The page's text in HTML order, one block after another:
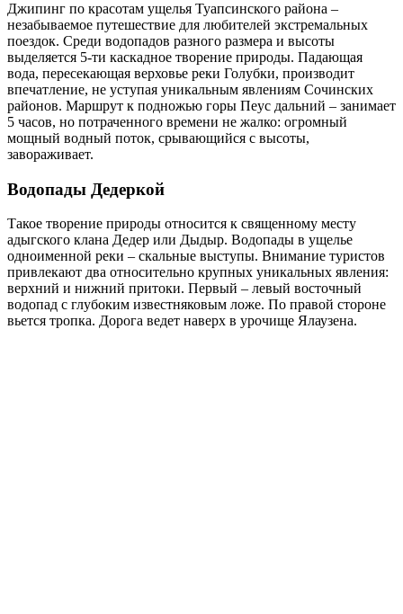
Джипинг по красотам ущелья Туапсинского района –
незабываемое путешествие для любителей экстремальных
поездок. Среди водопадов разного размера и высоты
выделяется 5-ти каскадное творение природы. Падающая
вода, пересекающая верховье реки Голубки, производит
впечатление, не уступая уникальным явлениям Сочинских
районов. Маршрут к подножью горы Пеус дальний – занимает
5 часов, но потраченного времени не жалко: огромный
мощный водный поток, срывающийся с высоты,
завораживает.
Водопады Дедеркой
Такое творение природы относится к священному месту
адыгского клана Дедер или Дыдыр. Водопады в ущелье
одноименной реки – скальные выступы. Внимание туристов
привлекают два относительно крупных уникальных явления:
верхний и нижний притоки. Первый – левый восточный
водопад с глубоким известняковым ложе. По правой стороне
вьется тропка. Дорога ведет наверх в урочище Ялаузена.